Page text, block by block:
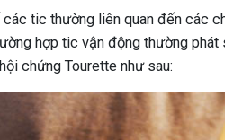
tic thường liên quan đến các
hợp tic vận động thường
chứng Tourette như sau: